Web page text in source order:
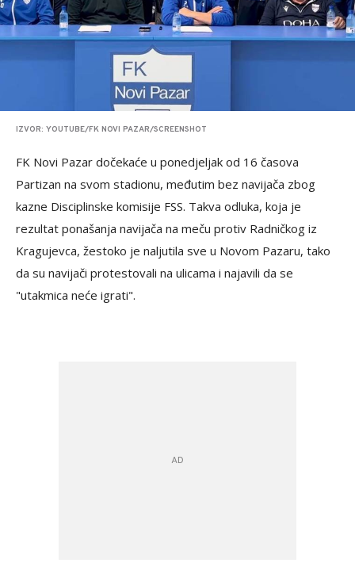
IZVOR: YOUTUBE/FK NOVI PAZAR/SCREENSHOT
FK Novi Pazar dočekaće u ponedjeljak od 16 časova
Partizan na svom stadionu, međutim bez navijača zbog
kazne Disciplinske komisije FSS. Takva odluka, koja je
rezultat ponašanja navijača na meču protiv Radničkog iz
Kragujevca, žestoko je naljutila sve u Novom Pazaru, tako
da su navijači protestovali na ulicama i najavili da se
"utakmica neće igrati".